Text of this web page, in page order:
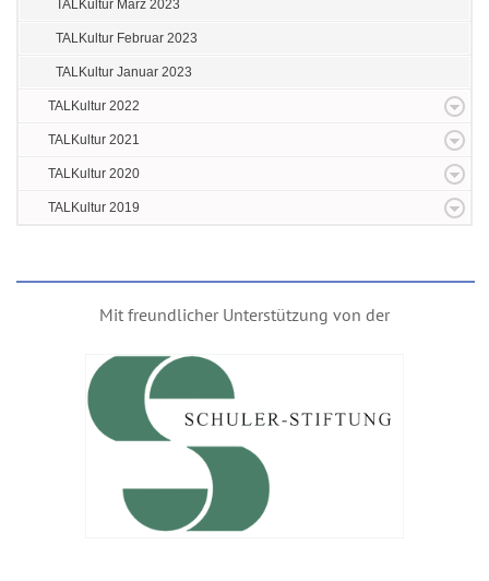
TALKultur März 2023
TALKultur Februar 2023
TALKultur Januar 2023
TALKultur 2022
TALKultur 2021
TALKultur 2020
TALKultur 2019
Mit freundlicher Unterstützung von der